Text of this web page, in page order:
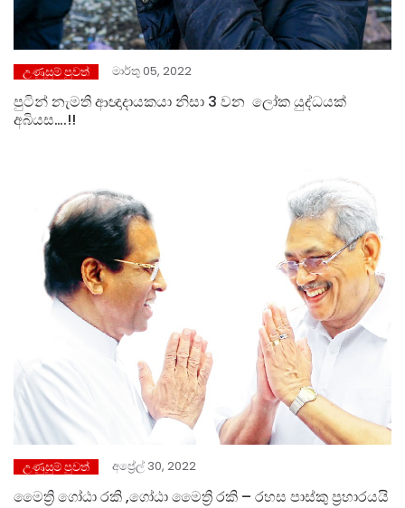
උණුසුම් පුවත් මාර්තු 05, 2022
පුටින් නැමති ආඥාදායකයා නිසා 3 වන ලෝක යුද්ධයක්
අබියස….!!
උණුසුම් පුවත් අප්‍රේල් 30, 2022
මෛත්‍රි ගෝඨා රකි ,ගෝඨා මෛත්‍රි රකි – රහස පාස්කු ප්‍රහාරයයි